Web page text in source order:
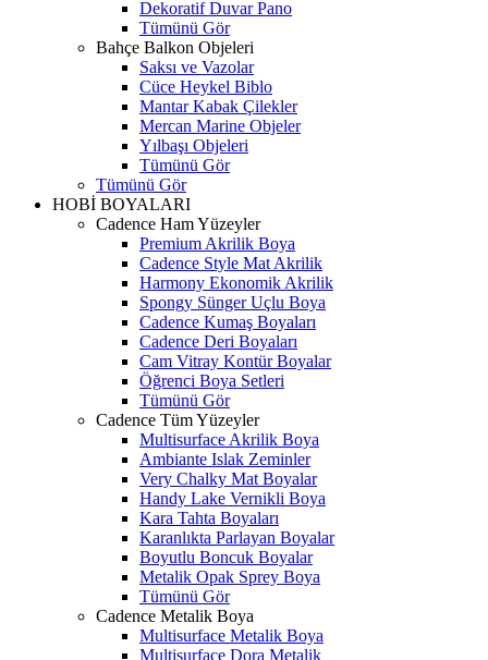
Dekoratif Duvar Pano
Tümünü Gör
Bahçe Balkon Objeleri
Saksı ve Vazolar
Cüce Heykel Biblo
Mantar Kabak Çilekler
Mercan Marine Objeler
Yılbaşı Objeleri
Tümünü Gör
Tümünü Gör
HOBİ BOYALARI
Cadence Ham Yüzeyler
Premium Akrilik Boya
Cadence Style Mat Akrilik
Harmony Ekonomik Akrilik
Spongy Sünger Uçlu Boya
Cadence Kumaş Boyaları
Cadence Deri Boyaları
Cam Vitray Kontür Boyalar
Öğrenci Boya Setleri
Tümünü Gör
Cadence Tüm Yüzeyler
Multisurface Akrilik Boya
Ambiante Islak Zeminler
Very Chalky Mat Boyalar
Handy Lake Vernikli Boya
Kara Tahta Boyaları
Karanlıkta Parlayan Boyalar
Boyutlu Boncuk Boyalar
Metalik Opak Sprey Boya
Tümünü Gör
Cadence Metalik Boya
Multisurface Metalik Boya
Multisurface Dora Metalik